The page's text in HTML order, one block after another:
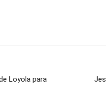
Loyola para